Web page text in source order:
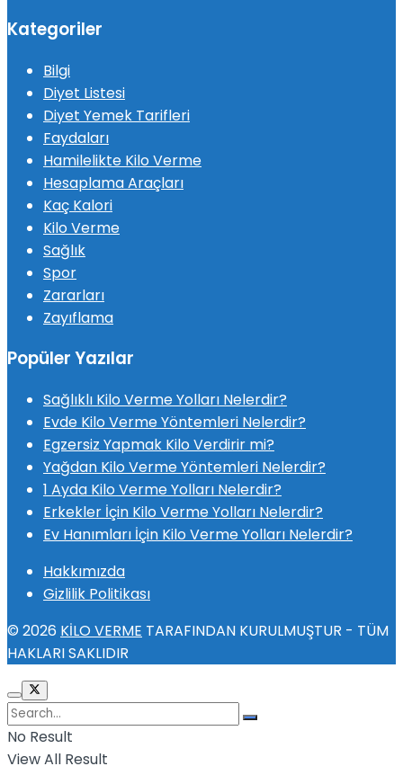
Kategoriler
Bilgi
Diyet Listesi
Diyet Yemek Tarifleri
Faydaları
Hamilelikte Kilo Verme
Hesaplama Araçları
Kaç Kalori
Kilo Verme
Sağlık
Spor
Zararları
Zayıflama
Popüler Yazılar
Sağlıklı Kilo Verme Yolları Nelerdir?
Evde Kilo Verme Yöntemleri Nelerdir?
Egzersiz Yapmak Kilo Verdirir mi?
Yağdan Kilo Verme Yöntemleri Nelerdir?
1 Ayda Kilo Verme Yolları Nelerdir?
Erkekler İçin Kilo Verme Yolları Nelerdir?
Ev Hanımları İçin Kilo Verme Yolları Nelerdir?
Hakkımızda
Gizlilik Politikası
© 2026 KİLO VERME TARAFINDAN KURULMUŞTUR - TÜM
HAKLARI SAKLIDIR
No Result
View All Result